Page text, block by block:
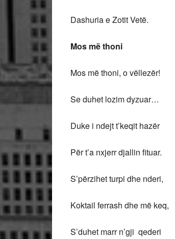
Dashuria e Zotit Vetë.
Mos mëthoni
Mos më thoni, o vëllezër!
Se duhet lozim dyzuar…
Duke i ndejt t’keqit hazër
Për t’a nxjerr djallin fituar.
S’përzihet turpi dhe nderi,
Koktail ferrash dhe më keq,
S’duhet marr n’gji qederi